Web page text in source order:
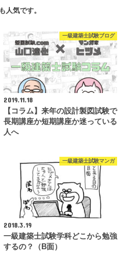
人気です。
一級建築士試験ブログ
2019.11.18
【コラム】来年の設計製図試験で
長期講座か短期講座か迷っている
人へ
一級建築士試験マンガ
2018.3.19
一級建築士試験学科どこから勉強
するの？（B面）